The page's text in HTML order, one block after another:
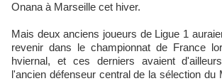
Onana à Marseille cet hiver.
Mais deux anciens joueurs de Ligue 1
revenir dans le championnat de France
hviernal, et ces derniers avaient
l'ancien défenseur central de la sélection du